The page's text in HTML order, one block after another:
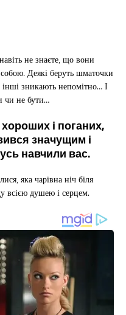
не знаєте, що вони
Деякі беруть шматочки
зникають непомітно… І
чи не бути…
і поганих,
значущим і
навчили вас.
яка чарівна ніч біля
всією душею і серцем.